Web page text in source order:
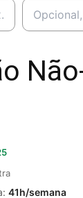
41h/semana